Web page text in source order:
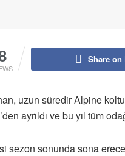
Share on
uzun süredir Alpine
ayrıldı ve bu yıl tüm
sezon sonunda sona